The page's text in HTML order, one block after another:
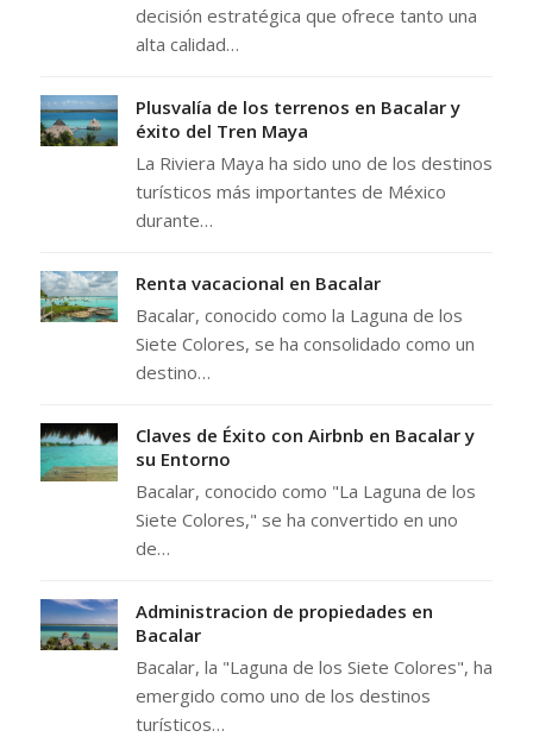
decisión estratégica que ofrece tanto una
alta calidad…
Plusvalía de los terrenos en Bacalar y
éxito del Tren Maya
La Riviera Maya ha sido uno de los destinos
turísticos más importantes de México
durante…
Renta vacacional en Bacalar
Bacalar, conocido como la Laguna de los
Siete Colores, se ha consolidado como un
destino…
Claves de Éxito con Airbnb en Bacalar y
su Entorno
Bacalar, conocido como "La Laguna de los
Siete Colores," se ha convertido en uno
de…
Administracion de propiedades en
Bacalar
Bacalar, la "Laguna de los Siete Colores", ha
emergido como uno de los destinos
turísticos…